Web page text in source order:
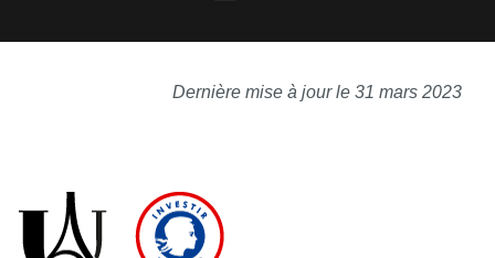
Dernière mise à jour le 31 mars 2023